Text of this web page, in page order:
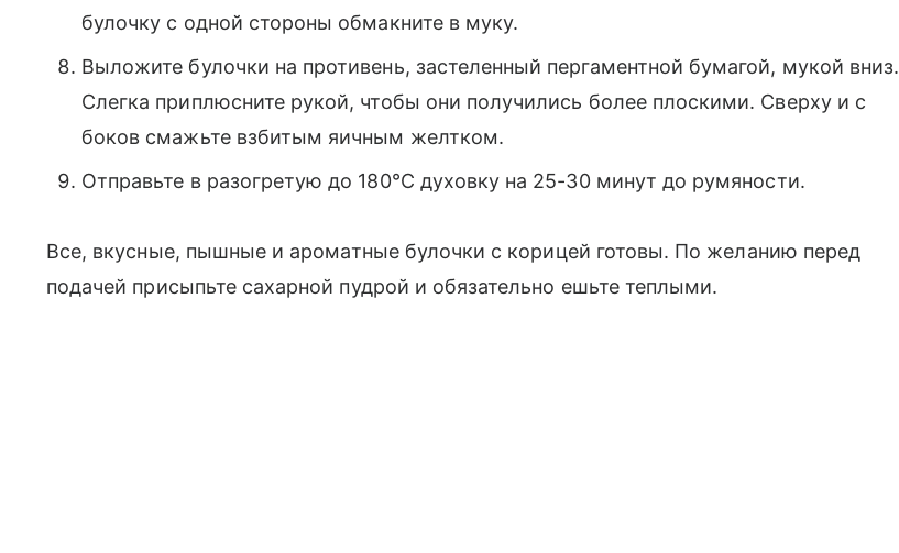
булочку с одной стороны обмакните в муку.
Выложите булочки на противень, застеленный пергаментной бумагой, мукой вниз.
Слегка приплюсните рукой, чтобы они получились более плоскими. Сверху и с
боков смажьте взбитым яичным желтком.
Отправьте в разогретую до 180°C духовку на 25-30 минут до румяности.
Все, вкусные, пышные и ароматные булочки с корицей готовы. По желанию перед
подачей присыпьте сахарной пудрой и обязательно ешьте теплыми.